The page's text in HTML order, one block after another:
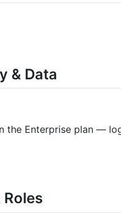
& Data
the Enterprise plan —
Roles